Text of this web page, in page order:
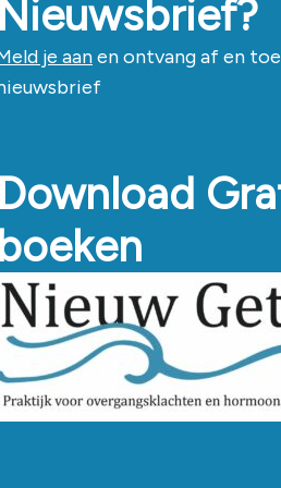
Nieuwsbrief?
je aanen ontvang af en
Download
boeken